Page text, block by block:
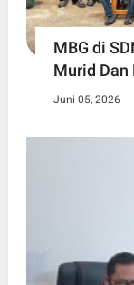
MBG di
Murid Dan
Juni 05, 2026